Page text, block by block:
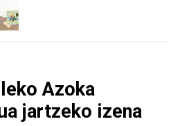
Azoka
jartzeko izena